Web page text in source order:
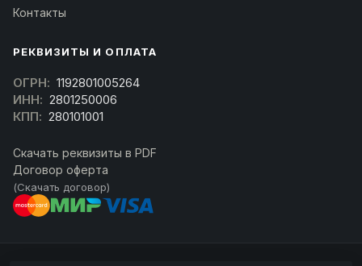
Контакты
РЕКВИЗИТЫ И ОПЛАТА
ОГРН: 1192801005264
ИНН: 2801250006
КПП: 280101001
Скачать реквизиты в PDF
Договор оферта
(Скачать договор)